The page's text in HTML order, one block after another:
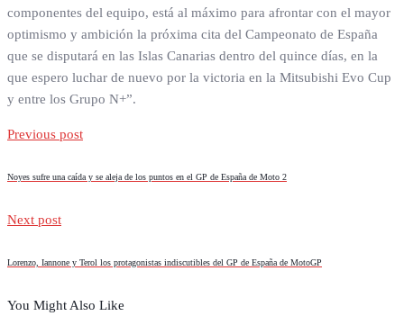
componentes del equipo, está al máximo para afrontar con el mayor
optimismo y ambición la próxima cita del Campeonato de España
que se disputará en las Islas Canarias dentro del quince días, en la
que espero luchar de nuevo por la victoria en la Mitsubishi Evo Cup
y entre los Grupo N+”.
Previous post
Noyes sufre una caída y se aleja de los puntos en el GP de España de Moto 2
Next post
Lorenzo, Iannone y Terol los protagonistas indiscutibles del GP de España de MotoGP
You Might Also Like